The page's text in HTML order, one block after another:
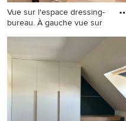
Vue sur l'espace dressing-
bureau. À gauche vue sur
Großes, Neutrales Modernes
Ankleidezimmer mit
Ankleidebereich, grauen
Schränken und hellem
Holzboden in Sonstige